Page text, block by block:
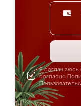
Я соглашаюсь
согласно